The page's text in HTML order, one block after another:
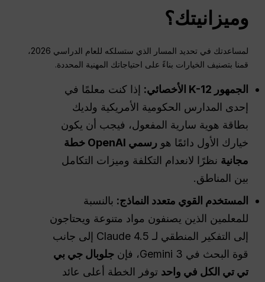
وميزانيتك؟
لمساعدتك في تحديد المسار الذي ستسلكه للعام الدراسي 2026،
قمنا بتصنيف الخيارات بناءً على احتياجاتك المهنية المحددة.
الجمهور K-12 الأخصائي: إذا كنت معلمًا في
إحدى المدارس الحكومية الأمريكية ولديك
بطاقة هوية سارية المفعول، فيجب أن يكون
خيارك الأول دائمًا هورسمي OpenAI خطة
مجانية نظرًا لانعدام التكلفة وميزات التكامل
بين المناطق.
المستخدم القوي متعدد النماذج: بالنسبة
للمعلمين الذين يصنفون مواد متنوعة ويحتاجون
إلى التفكير المنطقي لـ Claude 4.5 إلى جانب
قوة البحث في Gemini 3، فإن
جلوبال جي بي
تي تي الكل في واحد توفر الخطة أعلى عائد